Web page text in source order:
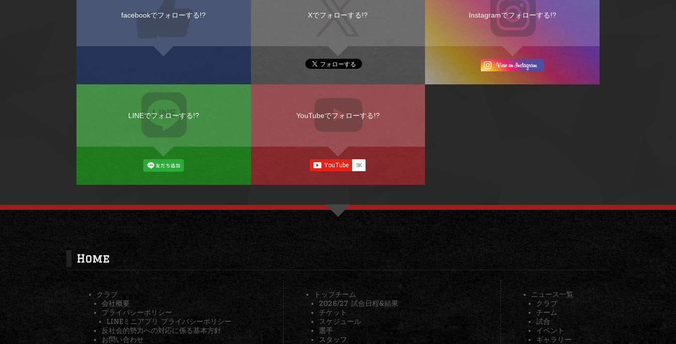
facebookでフォローする!? Xでフォローする!? Instagramでフォローする!?
LINEでフォローする!? YouTubeでフォローする!?
Home
クラブ
会社概要
プライバシーポリシー
LINEミニアプリ プライバシーポリシー
反社会的勢力への対応に係る基本方針
お問い合わせ
トップチーム
2026/27 試合日程&結果
チケット
スケジュール
選手
スタッフ
ニュース一覧
クラブ
チーム
試合
イベント
ギャラリー